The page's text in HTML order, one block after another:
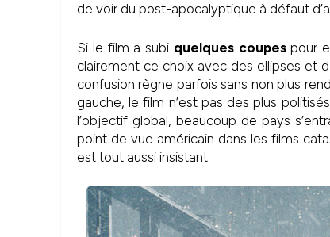
de voir du post-apocalyptique à défaut
Si le film a subi quelques coupespour
clairement ce choix avec des ellipses et
confusion règne parfois sans non plus
gauche, le film n’est pas des plus
l’objectif global, beaucoup de pays
point de vue américain dans les films
est tout aussi insistant.